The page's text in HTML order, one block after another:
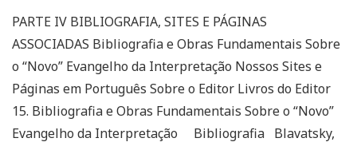
PARTE IV BIBLIOGRAFIA, SITES E PÁGINAS
ASSOCIADAS Bibliografia e Obras Fundamentais Sobre
o “Novo” Evangelho da Interpretação Nossos Sites e
Páginas em Português Sobre o Editor Livros do Editor
15. Bibliografia e Obras Fundamentais Sobre o “Novo”
Evangelho da Interpretação Bibliografia Blavatsky,